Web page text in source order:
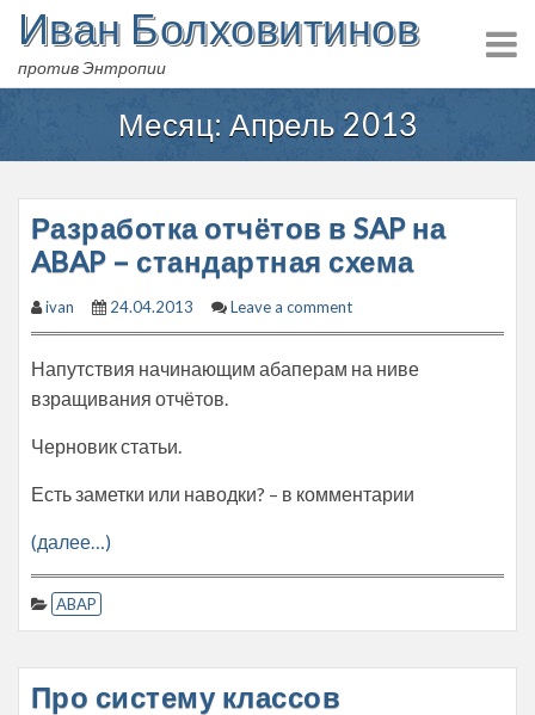
Skip
content
Иван Болховитинов
против Энтропии
Месяц:Апрель 2013
Разработка отчётов в SAP на
ABAP – стандартная схема
ivan 24.04.2013 Leave a comment
Напутствия начинающим абаперам на ниве
взращивания отчётов.
Черновик статьи.
Есть заметки или наводки? – в комментарии
(далее…)
ABAP
Про систему классов